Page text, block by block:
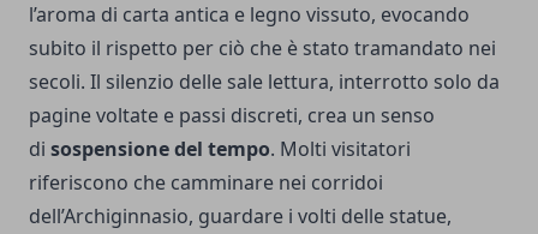
l’aroma di carta antica e legno vissuto, evocando
subito il rispetto per ciò che è stato tramandato nei
secoli. Il silenzio delle sale lettura, interrotto solo da
pagine voltate e passi discreti, crea un senso
di sospensione del tempo. Molti visitatori
riferiscono che camminare nei corridoi
dell’Archiginnasio, guardare i volti delle statue,